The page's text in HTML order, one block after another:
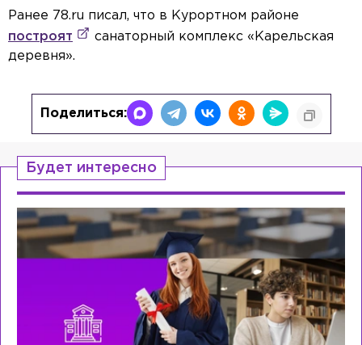
Ранее 78.ru писал, что в Курортном районе
построят
санаторный комплекс «Карельская
деревня».
Поделиться:
Будет интересно